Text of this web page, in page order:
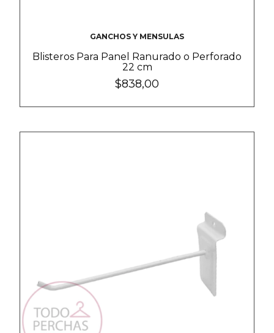
GANCHOS Y MENSULAS
Blisteros Para Panel Ranurado o Perforado
22 cm
$838,00